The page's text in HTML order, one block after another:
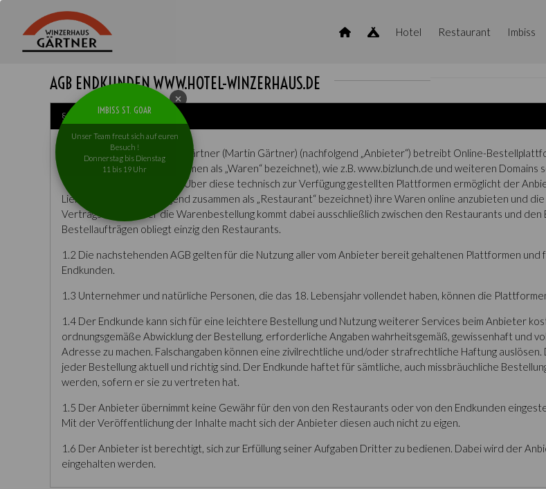
Hotel Restaurant Imbiss
AGB ENDKUNDEN WWW.HOTEL-WINZERHAUS.DE
§ 1 Vertragsgegenstand
1.1 Das Hotel Winzerhaus Gärtner (Martin Gärtner) (nachfolgend „Anbieter“) betreibt Online-
Artikeln (nachfolgend zusammen als „Waren“ bezeichnet), wie z.B. www.bizlunch.de und weiteren
"Plattformen" bezeichnet). Über diese technisch zur Verfügung gestellten Plattformen ermöglicht der
Lieferdiensten (nachfolgend zusammen als „Restaurant“ bezeichnet) ihre Waren online anzubieten und
Vertragsschluss über die Warenbestellung kommt dabei ausschließlich zwischen den Restaurants und
Bestellaufträgen obliegt einzig den Restaurants.
1.2 Die nachstehenden AGB gelten für die Nutzung aller vom Anbieter bereit gehaltenen Plattformen
Endkunden.
1.3 Unternehmer und natürliche Personen, die das 18. Lebensjahr vollendet haben, können die
1.4 Der Endkunde kann sich für eine leichtere Bestellung und Nutzung weiterer Services beim Anbieter
ordnungsgemäße Abwicklung der Bestellung, erforderliche Angaben wahrheitsgemäß, gewissenhaft und
Adresse zu machen. Falschangaben können eine zivilrechtliche und/oder strafrechtliche Haftung
jeder Bestellung aktuell und richtig sind. Der Endkunde haftet für sämtliche, auch missbräuchliche
werden, sofern er sie zu vertreten hat.
1.5 Der Anbieter übernimmt keine Gewähr für den von den Restaurants oder von den Endkunden
Mit der Veröffentlichung der Inhalte macht sich der Anbieter diesen auch nicht zu eigen.
1.6 Der Anbieter ist berechtigt, sich zur Erfüllung seiner Aufgaben Dritter zu bedienen. Dabei wird der
eingehalten werden.
IMBISS ST. GOAR
Unser Team freut sich auf euren
Besuch !
Donnerstag bis Dienstag
11 bis 19 Uhr